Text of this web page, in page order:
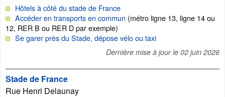
Hôtels à côté du stade de France
Accéder en transports en commun (métro ligne 13, ligne 14 ou
12, RER B ou RER D par exemple)
Se garer près du Stade, dépose vélo ou taxi
Dernière mise à jour le 02 juin 2026
Stade de France
Rue Henri Delaunay